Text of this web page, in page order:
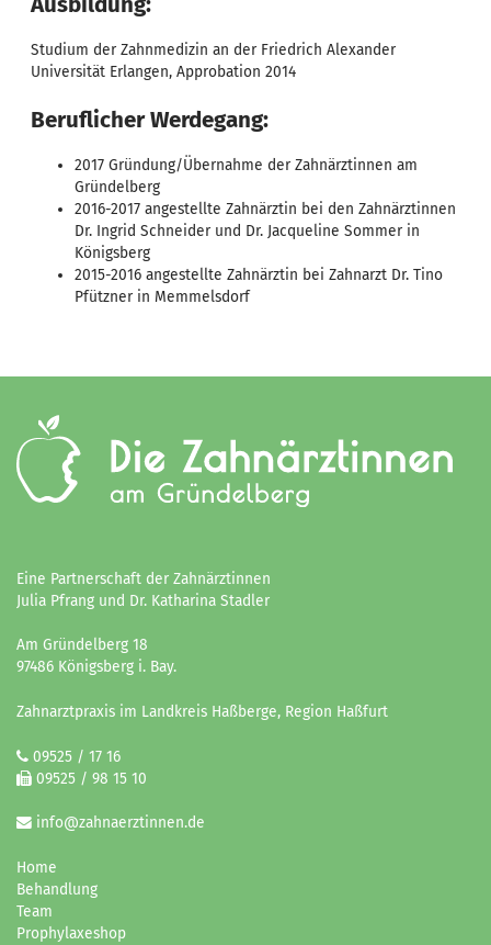
Studium der Zahnmedizin an der Friedrich Alexander
Universität Erlangen, Approbation 2014
Beruflicher Werdegang:
2017 Gründung/Übernahme der Zahnärztinnen am
Gründelberg
2016-2017 angestellte Zahnärztin bei den Zahnärztinnen
Dr. Ingrid Schneider und Dr. Jacqueline Sommer in
Königsberg
2015-2016 angestellte Zahnärztin bei Zahnarzt Dr. Tino
Pfützner in Memmelsdorf
Eine Partnerschaft der Zahnärztinnen
Julia Pfrang und Dr. Katharina Stadler
Am Gründelberg 18
97486 Königsberg i. Bay.
Zahnarztpraxis im Landkreis Haßberge, Region Haßfurt
09525 / 17 16
09525 / 98 15 10
info@zahnaerztinnen.de
Home
Behandlung
Team
Prophylaxeshop